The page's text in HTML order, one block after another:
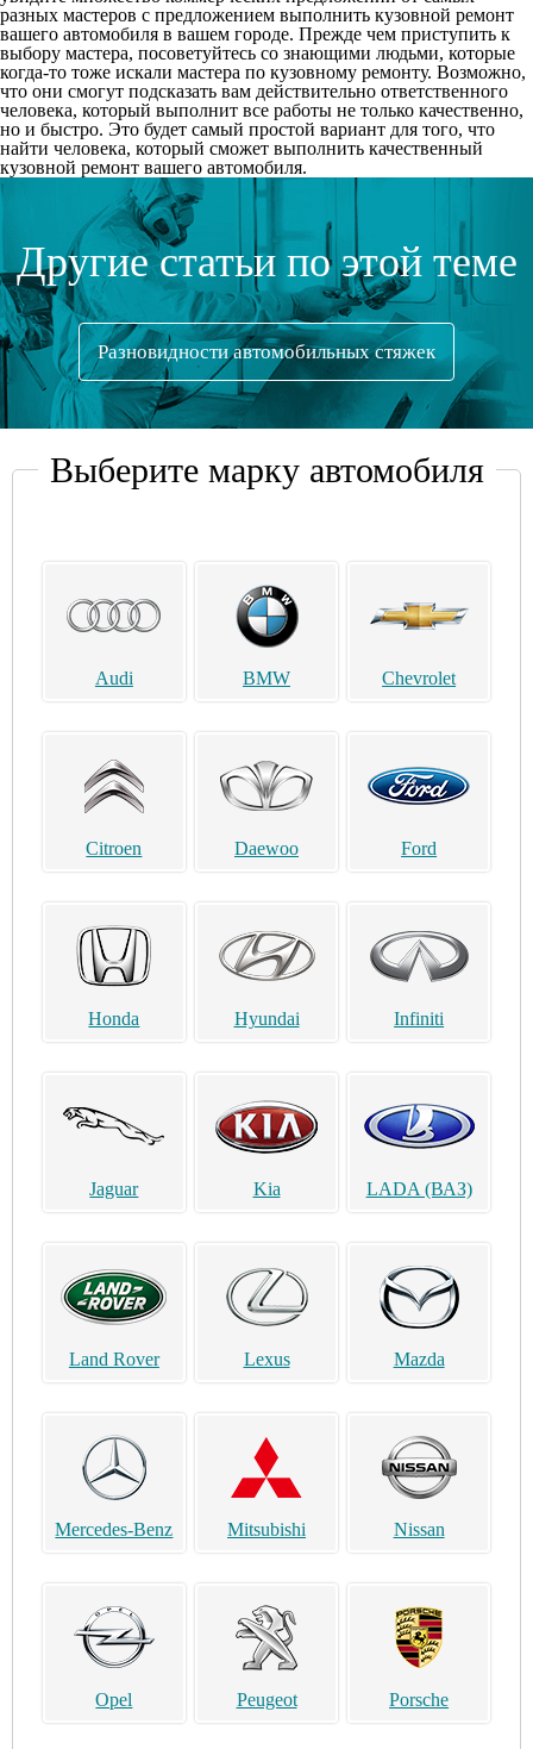
разных мастеров с предложением выполнить кузовной ремонт
вашего автомобиля в вашем городе. Прежде чем приступить к
выбору мастера, посоветуйтесь со знающими людьми, которые
когда-то тоже искали мастера по кузовному ремонту. Возможно,
что они смогут подсказать вам действительно ответственного
человека, который выполнит все работы не только качественно,
но и быстро. Это будет самый простой вариант для того, что
найти человека, который сможет выполнить качественный
кузовной ремонт вашего автомобиля.
Другие статьи по этой теме
Разновидности автомобильных стяжек
Выберите марку автомобиля
Audi BMW Chevrolet
Citroen Daewoo Ford
Honda Hyundai Infiniti
Jaguar Kia LADA (ВАЗ)
Land Rover Lexus Mazda
Mercedes-Benz Mitsubishi Nissan
Opel Peugeot Porsche